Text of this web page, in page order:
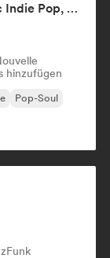
Love on Repeat 💖 Romantic Indie Pop, Neo Soul & Singer-Songwriter
hinzufügen
Pop-Soul
Funk